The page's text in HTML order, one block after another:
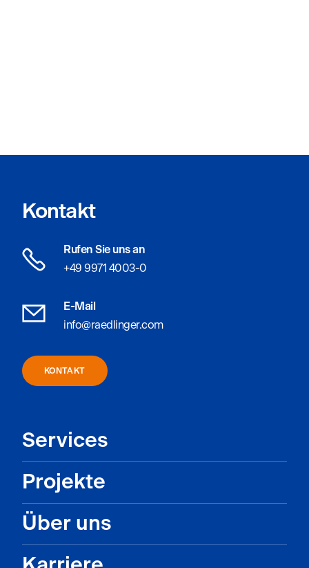
Kontakt
Rufen Sie uns an
+49 9971 4003-0
E-Mail
info@raedlinger.com
KONTAKT
Services
Projekte
Über uns